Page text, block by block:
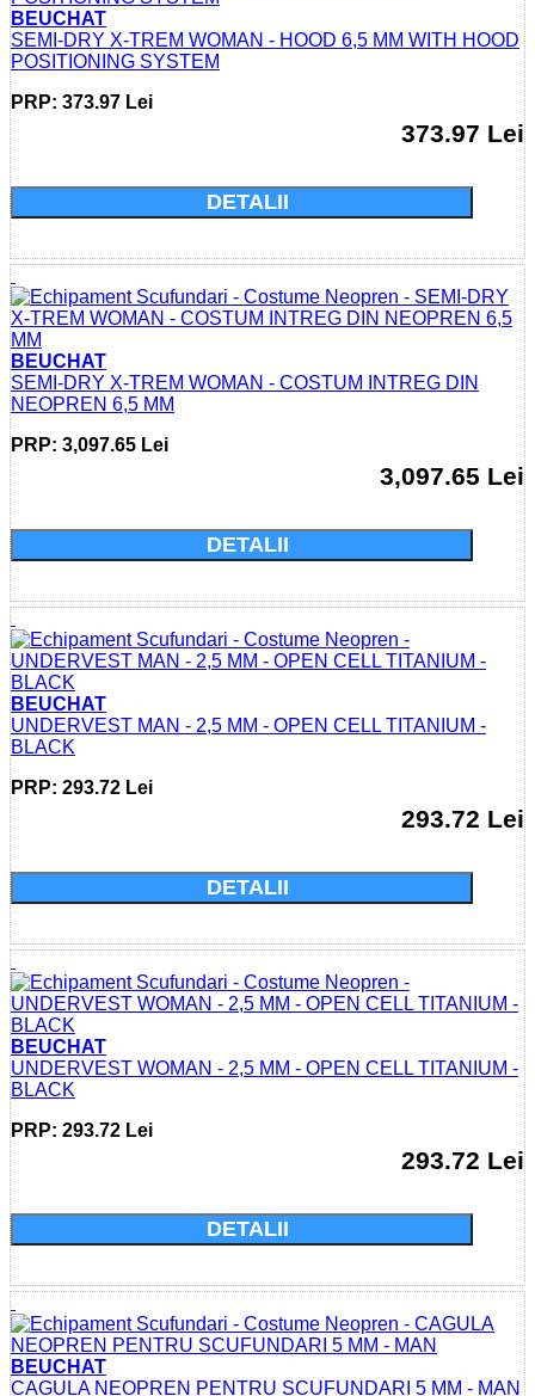
BEUCHAT
SEMI-DRY X-TREM WOMAN - HOOD 6,5 MM WITH HOOD
POSITIONING SYSTEM
PRP: 373.97 Lei
373.97 Lei
DETALII
BEUCHAT
SEMI-DRY X-TREM WOMAN - COSTUM INTREG DIN
NEOPREN 6,5 MM
PRP: 3,097.65 Lei
3,097.65 Lei
DETALII
BEUCHAT
UNDERVEST MAN - 2,5 MM - OPEN CELL TITANIUM -
BLACK
PRP: 293.72 Lei
293.72 Lei
DETALII
BEUCHAT
UNDERVEST WOMAN - 2,5 MM - OPEN CELL TITANIUM -
BLACK
PRP: 293.72 Lei
293.72 Lei
DETALII
BEUCHAT
CAGULA NEOPREN PENTRU SCUFUNDARI 5 MM - MAN